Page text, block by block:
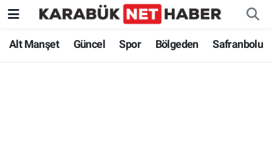
Alt Manşet Güncel Spor Bölgeden Safranbolu